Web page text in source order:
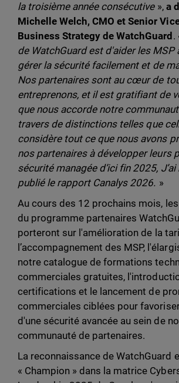
la troisième année consécutive», a
Michelle Welch, CMO et Senior
Business Strategy de WatchGuard .
de WatchGuard est d'aider les MSP
gérer la sécurité facilement et de
Nos partenaires sont au cœur de
entreprenons, et il est gratifiant de
que nous accorde notre
travers de distinctions telles que
considère tout ce que nous avons
nos partenaires à développer leurs
sécurité managée d’ici fin 2025,
publié le rapport Canalys 2026. »
Au cours des 12 prochains mois,
du programme partenaires
porteront sur l'amélioration de la
l’accompagnement des MSP,
notre catalogue de formations
commerciales gratuites,
certifications et le lancement de
commerciales ciblées pour
d'une sécurité avancée au sein de
communauté de partenaires.
La reconnaissance de WatchGuard
« Champion » dans la matrice